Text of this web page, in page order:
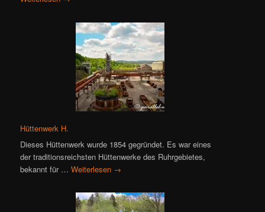
Hüttenwerk H.
Dieses Hüttenwerk wurde 1854 gegründet. Es war eines
der traditionsreichsten Hüttenwerke des Ruhrgebietes,
bekannt für …Weiterlesen →